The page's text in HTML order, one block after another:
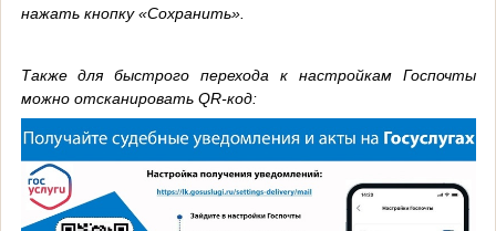
нажать кнопку «Сохранить».
Также для быстрого перехода к настройкам Госпочты
можно отсканировать QR-код: